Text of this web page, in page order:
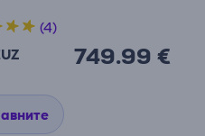
749.99 €
(4)